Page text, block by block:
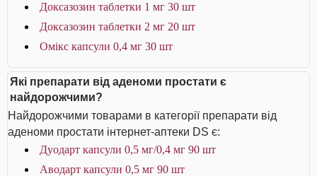
Доксазозин таблетки 1 мг 30 шт
Доксазозин таблетки 2 мг 20 шт
Омікс капсули 0,4 мг 30 шт
Які препарати від аденоми простати є
найдорожчими?
Найдорожчими товарами в категорії препарати від
аденоми простати інтернет-аптеки DS є:
Дуодарт капсули 0,5 мг/0,4 мг 90 шт
Аводарт капсули 0,5 мг 90 шт